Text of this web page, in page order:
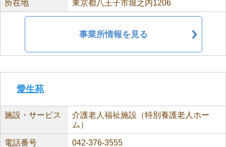
所在地 東京都八王子市堀之内1206
事業所情報を見る
愛生苑
施設・サービス
介護老人福祉施設（特別養護老人ホー
ム）
電話番号 042-376-3555